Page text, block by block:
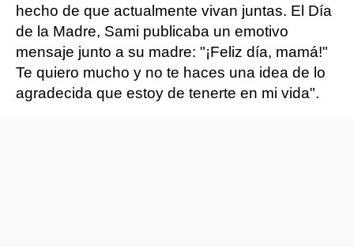
hecho de que actualmente vivan juntas. El Día
de la Madre, Sami publicaba un emotivo
mensaje junto a su madre: "¡Feliz día, mamá!"
Te quiero mucho y no te haces una idea de lo
agradecida que estoy de tenerte en mi vida".